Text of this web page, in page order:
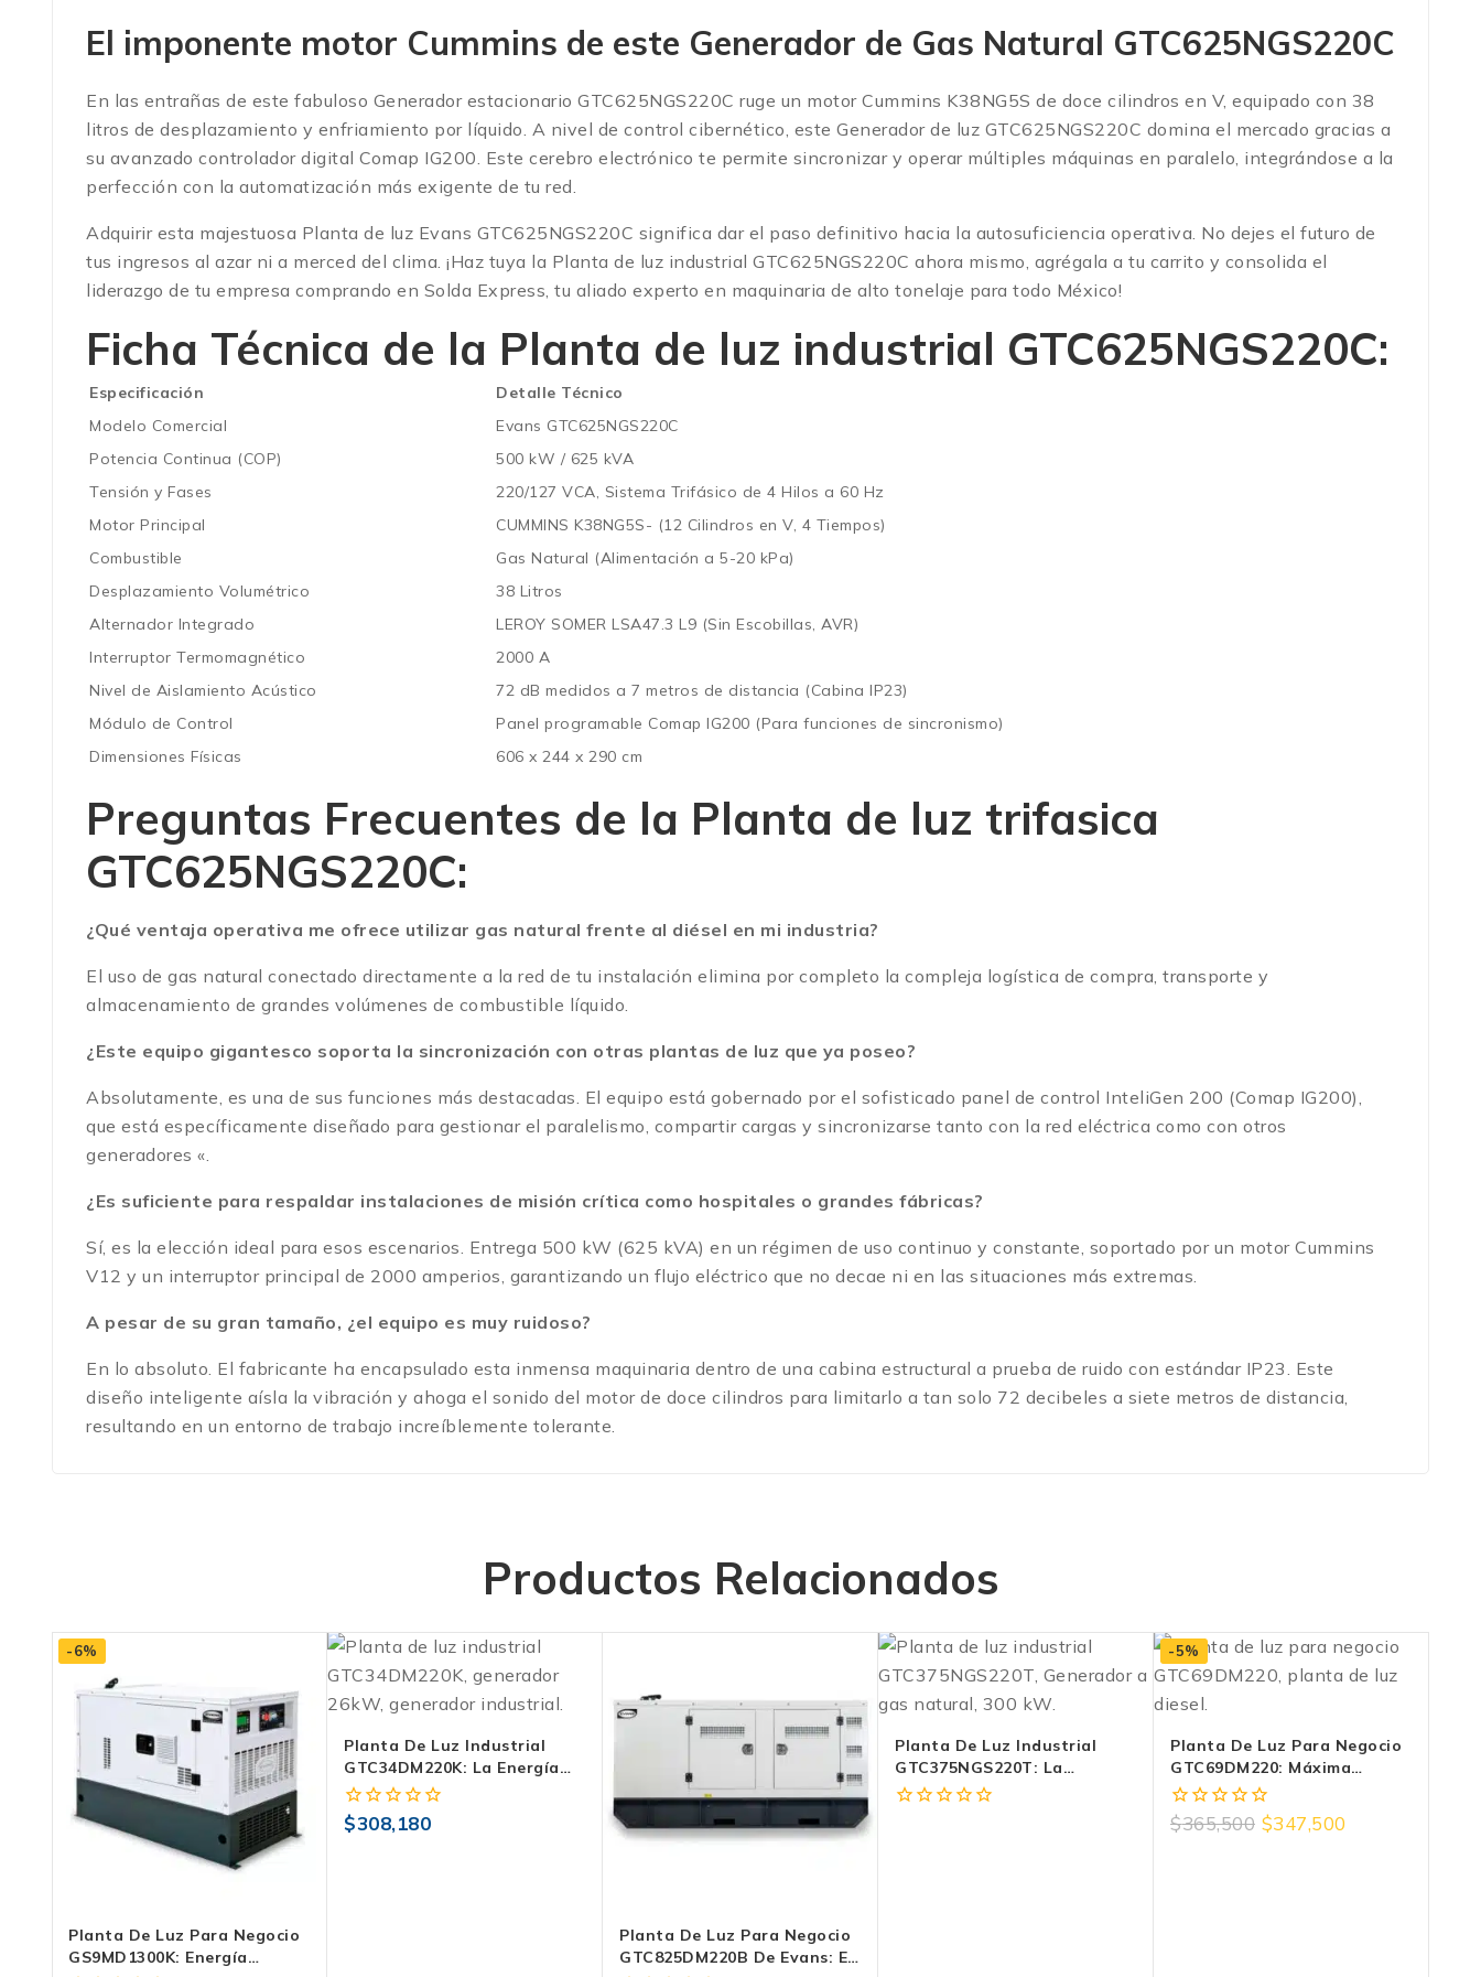
El imponente motor Cummins de este Generador de Gas Natural GTC625NGS220C
En las entrañas de este fabuloso Generador estacionario GTC625NGS220C ruge un motor Cummins K38NG5S de doce cilindros en V, equipado con 38
litros de desplazamiento y enfriamiento por líquido. A nivel de control cibernético, este Generador de luz GTC625NGS220C domina el mercado gracias a
su avanzado controlador digital Comap IG200. Este cerebro electrónico te permite sincronizar y operar múltiples máquinas en paralelo, integrándose a la
perfección con la automatización más exigente de tu red.
Adquirir esta majestuosa Planta de luz Evans GTC625NGS220C significa dar el paso definitivo hacia la autosuficiencia operativa. No dejes el futuro de
tus ingresos al azar ni a merced del clima. ¡Haz tuya la Planta de luz industrial GTC625NGS220C ahora mismo, agrégala a tu carrito y consolida el
liderazgo de tu empresa comprando en Solda Express, tu aliado experto en maquinaria de alto tonelaje para todo México!
Ficha Técnica de la Planta de luz industrial GTC625NGS220C:
Especificación
Detalle Técnico
Modelo Comercial
Evans GTC625NGS220C
Potencia Continua (COP)
500 kW / 625 kVA
Tensión y Fases
220/127 VCA, Sistema Trifásico de 4 Hilos a 60 Hz
Motor Principal
CUMMINS K38NG5S- (12 Cilindros en V, 4 Tiempos)
Combustible
Gas Natural (Alimentación a 5-20 kPa)
Desplazamiento Volumétrico
38 Litros
Alternador Integrado
LEROY SOMER LSA47.3 L9 (Sin Escobillas, AVR)
Interruptor Termomagnético
2000 A
Nivel de Aislamiento Acústico
72 dB medidos a 7 metros de distancia (Cabina IP23)
Módulo de Control
Panel programable Comap IG200 (Para funciones de sincronismo)
Dimensiones Físicas
606 x 244 x 290 cm
Preguntas Frecuentes de la Planta de luz trifasica
GTC625NGS220C:
¿Qué ventaja operativa me ofrece utilizar gas natural frente al diésel en mi industria?
El uso de gas natural conectado directamente a la red de tu instalación elimina por completo la compleja logística de compra, transporte y
almacenamiento de grandes volúmenes de combustible líquido.
¿Este equipo gigantesco soporta la sincronización con otras plantas de luz que ya poseo?
Absolutamente, es una de sus funciones más destacadas. El equipo está gobernado por el sofisticado panel de control InteliGen 200 (Comap IG200),
que está específicamente diseñado para gestionar el paralelismo, compartir cargas y sincronizarse tanto con la red eléctrica como con otros
generadores «.
¿Es suficiente para respaldar instalaciones de misión crítica como hospitales o grandes fábricas?
Sí, es la elección ideal para esos escenarios. Entrega 500 kW (625 kVA) en un régimen de uso continuo y constante, soportado por un motor Cummins
V12 y un interruptor principal de 2000 amperios, garantizando un flujo eléctrico que no decae ni en las situaciones más extremas.
A pesar de su gran tamaño, ¿el equipo es muy ruidoso?
En lo absoluto. El fabricante ha encapsulado esta inmensa maquinaria dentro de una cabina estructural a prueba de ruido con estándar IP23. Este
diseño inteligente aísla la vibración y ahoga el sonido del motor de doce cilindros para limitarlo a tan solo 72 decibeles a siete metros de distancia,
resultando en un entorno de trabajo increíblemente tolerante.
Productos Relacionados
-6%
Planta De Luz Para Negocio
GS9MD1300K: Energía
Planta De Luz Industrial
GTC34DM220K: La Energía
Que Tu Negocio Merece |
Evans
0
$308,180
Planta De Luz Para Negocio
GTC825DM220B De Evans: El
Planta De Luz Industrial
GTC375NGS220T: La
Evolución Del Respaldo
-5%
Planta De Luz Para Negocio
GTC69DM220: Máxima
Energía Trifásica Evans
0
$365,500 $347,500